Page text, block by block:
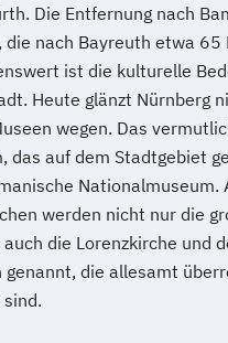
Die Entfernung nach
die nach Bayreuth etwa 65
ist die kulturelle
Heute glänzt Nürnberg
wegen. Das
das auf dem Stadtgebiet
Nationalmuseum.
werden nicht nur die
die Lorenzkirche und
genannt, die allesamt